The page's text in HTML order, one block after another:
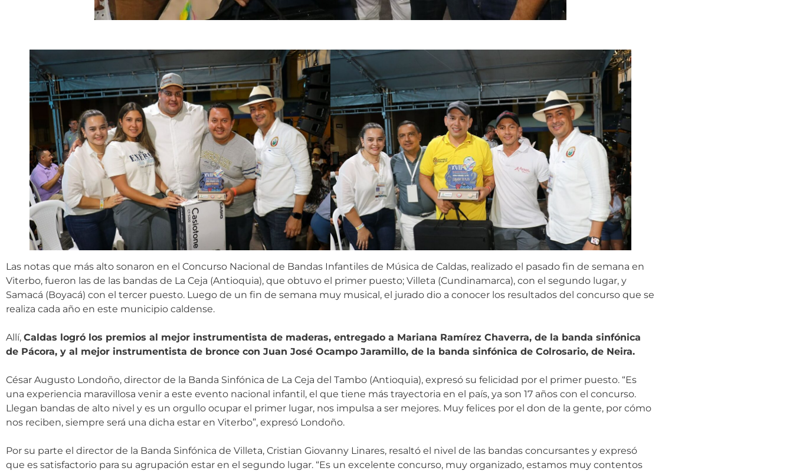
Las notas que más alto sonaron en el Concurso Nacional de Bandas Infantiles de Música de Caldas, realizado el pasado fin de semana en
Viterbo, fueron las de las bandas de La Ceja (Antioquia), que obtuvo el primer puesto; Villeta (Cundinamarca), con el segundo lugar, y
Samacá (Boyacá) con el tercer puesto. Luego de un fin de semana muy musical, el jurado dio a conocer los resultados del concurso que se
realiza cada año en este municipio caldense.
Allí, Caldas logró los premios al mejor instrumentista de maderas, entregado a Mariana Ramírez Chaverra, de la banda sinfónica
de Pácora, y al mejor instrumentista de bronce con Juan José Ocampo Jaramillo, de la banda sinfónica de Colrosario, de Neira.
César Augusto Londoño, director de la Banda Sinfónica de La Ceja del Tambo (Antioquia), expresó su felicidad por el primer puesto. “Es
una experiencia maravillosa venir a este evento nacional infantil, el que tiene más trayectoria en el país, ya son 17 años con el concurso.
Llegan bandas de alto nivel y es un orgullo ocupar el primer lugar, nos impulsa a ser mejores. Muy felices por el don de la gente, por cómo
nos reciben, siempre será una dicha estar en Viterbo”, expresó Londoño.
Por su parte el director de la Banda Sinfónica de Villeta, Cristian Giovanny Linares, resaltó el nivel de las bandas concursantes y expresó
que es satisfactorio para su agrupación estar en el segundo lugar. “Es un excelente concurso, muy organizado, estamos muy contentos